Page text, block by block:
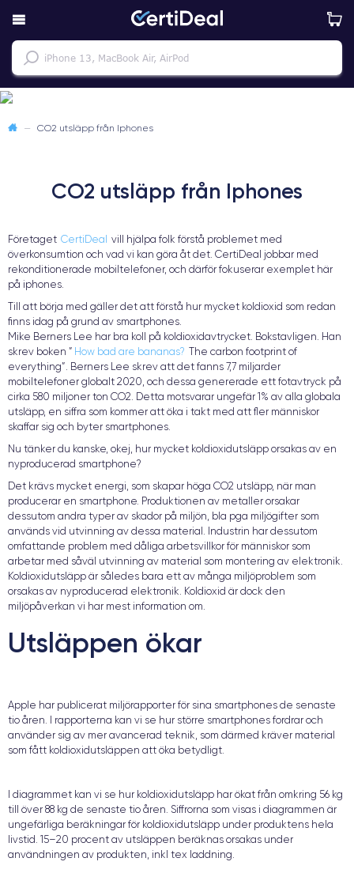
— CO2 utsläpp från Iphones
CO2 utsläpp från Iphones
Företaget CertiDeal vill hjälpa folk förstå problemet med
överkonsumtion och vad vi kan göra åt det. CertiDeal jobbar med
rekonditionerade mobiltelefoner, och därför fokuserar exemplet här
på iphones.
Till att börja med gäller det att förstå hur mycket koldioxid som redan
finns idag på grund av smartphones.
Mike Berners Lee har bra koll på koldioxidavtrycket. Bokstavligen. Han
skrev boken ” How bad are bananas? The carbon footprint of
everything”. Berners Lee skrev att det fanns 7,7 miljarder
mobiltelefoner globalt 2020, och dessa genererade ett fotavtryck på
cirka 580 miljoner ton CO2. Detta motsvarar ungefär 1% av alla globala
utsläpp, en siffra som kommer att öka i takt med att fler människor
skaffar sig och byter smartphones.
Nu tänker du kanske, okej, hur mycket koldioxidutsläpp orsakas av en
nyproducerad smartphone?
Det krävs mycket energi, som skapar höga CO2 utsläpp, när man
producerar en smartphone. Produktionen av metaller orsakar
dessutom andra typer av skador på miljön, bla pga miljögifter som
används vid utvinning av dessa material. Industrin har dessutom
omfattande problem med dåliga arbetsvillkor för människor som
arbetar med såväl utvinning av material som montering av elektronik.
Koldioxidutsläpp är således bara ett av många miljöproblem som
orsakas av nyproducerad elektronik. Koldioxid är dock den
miljöpåverkan vi har mest information om.
Utsläppen ökar
Apple har publicerat miljörapporter för sina smartphones de senaste
tio åren. I rapporterna kan vi se hur större smartphones fordrar och
använder sig av mer avancerad teknik, som därmed kräver material
som fått koldioxidutsläppen att öka betydligt.
I diagrammet kan vi se hur koldioxidutsläpp har ökat från omkring 56 kg
till över 88 kg de senaste tio åren. Siffrorna som visas i diagrammen är
ungefärliga beräkningar för koldioxidutsläpp under produktens hela
livstid. 15–20 procent av utsläppen beräknas orsakas under
användningen av produkten, inkl tex laddning.